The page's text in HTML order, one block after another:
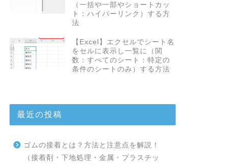
（一括や一部やショートカッ
ト：ハイパーリンク）する方
法
【Excel】エクセルでシート名
をセルに表示し一覧に（関
数：すべてのシート：特定の
条件のシートのみ）する方法
最近の投稿
ゴムの接着とは？方法と注意点を解説！
（接着剤・下地処理・金属・プラスチッ